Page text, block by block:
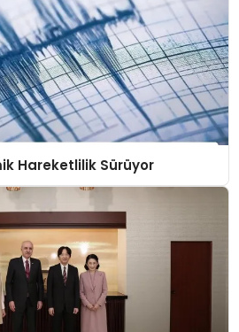
Hareketlilik Sürüyor